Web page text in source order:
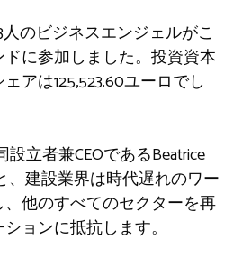
人のビジネスエンジェルがこ
に参加しました。投資資本
アは125,523.60ユーロでし
設立者兼CEOであるBeatrice
、建設業界は時代遅れのワー
他のすべてのセクターを再
ョンに抵抗します。